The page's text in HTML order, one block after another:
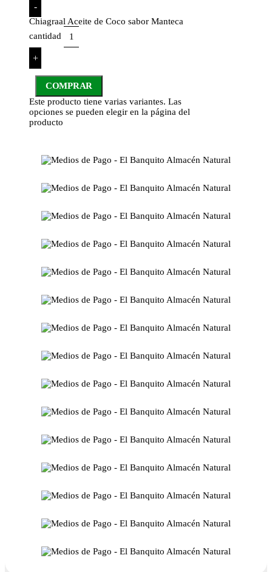
-
Chiagraal Aceite de Coco sabor Manteca
cantidad
+
COMPRAR
Este producto tiene varias variantes. Las
opciones se pueden elegir en la página del
producto